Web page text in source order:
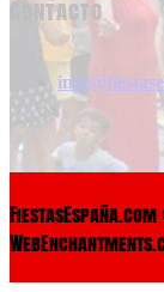
Contacto